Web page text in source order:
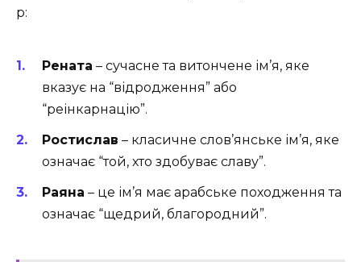
р:
Рената – сучасне та витончене ім’я, яке
вказує на “відродження” або
“реінкарнацію”.
Ростислав – класичне слов’янське ім’я, яке
означає “той, хто здобуває славу”.
Раяна – це ім’я має арабське походження та
означає “щедрий, благородний”.